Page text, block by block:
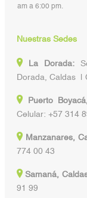
am a 6:00 pm.
Nuestras Sedes
La Dorada:
Dorada, Caldas |
Puerto
Celular: +57 314
Manzanares,
774 00 43
Samaná,
91 99